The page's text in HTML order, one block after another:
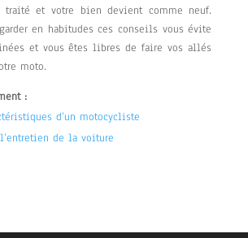
et votre bien devient comme neuf.
en habitudes ces conseils vous évite
et vous êtes libres de faire vos allés
moto.
:
d’un motocycliste
de la voiture